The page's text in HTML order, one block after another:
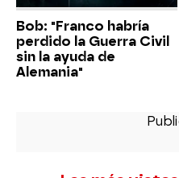
Bob: "Franco habría
perdido la Guerra Civil
sin la ayuda de
Alemania"